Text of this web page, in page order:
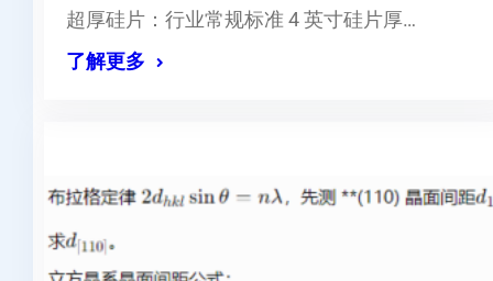
超厚硅片：行业常规标准 4 英寸硅片厚…
了解更多